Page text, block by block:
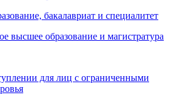
бакалавриат и специалитет
высшее образование и магистратура
для лиц с ограниченными